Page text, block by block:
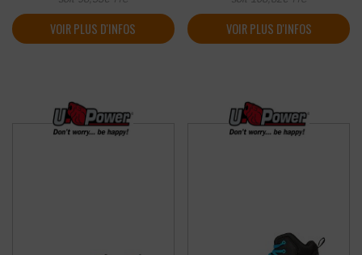
VOIR PLUS D'INFOS VOIR PLUS D'INFOS